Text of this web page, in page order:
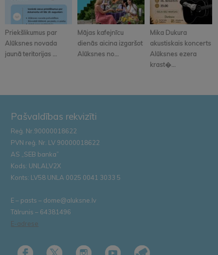
Priekšlikumus par
Alūksnes novada
jaunā teritorijas ...
Mājas kafejnīcu
dienās aicina izgaršot
Alūksnes no...
Mika Dukura
akustiskais koncerts
Alūksnes ezera
krast�...
Pašvaldības rekvizīti
Reģ. Nr.90000018622
PVN reģ. Nr. LV 90000018622
AS „SEB banka”
Kods: UNLALV2X
Konts: LV58 UNLA 0025 0041 3033 5
E – pasts – dome@aluksne.lv
Tālrunis – 64381496
E-adrese